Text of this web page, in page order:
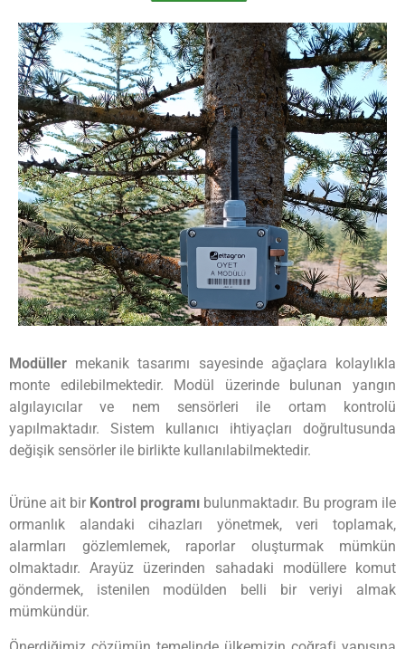
Modüller mekanik tasarımı sayesinde ağaçlara kolaylıkla
monte edilebilmektedir. Modül üzerinde bulunan yangın
algılayıcılar ve nem sensörleri ile ortam kontrolü
yapılmaktadır. Sistem kullanıcı ihtiyaçları doğrultusunda
değişik sensörler ile birlikte kullanılabilmektedir.
Ürüne ait bir Kontrol programı bulunmaktadır. Bu program ile
ormanlık alandaki cihazları yönetmek, veri toplamak,
alarmları gözlemlemek, raporlar oluşturmak mümkün
olmaktadır. Arayüz üzerinden sahadaki modüllere komut
göndermek, istenilen modülden belli bir veriyi almak
mümkündür.